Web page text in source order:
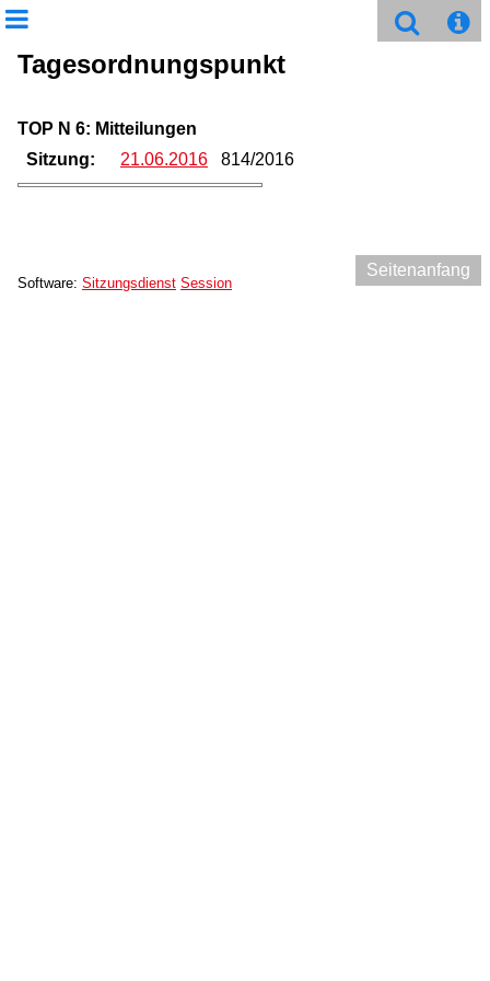
Tagesordnungspunkt
TOP N 6: Mitteilungen
Sitzung:
21.06.2016 814/2016
Seitenanfang
Software: Sitzungsdienst Session